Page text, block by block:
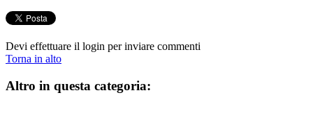
Devi effettuare il login per inviare commenti
Torna in alto
Altro in questa categoria: